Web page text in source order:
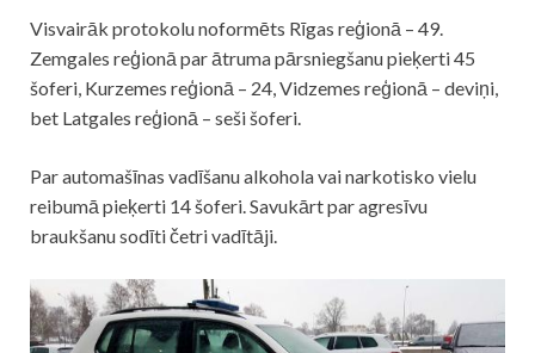
Visvairāk protokolu noformēts Rīgas reģionā – 49.
Zemgales reģionā par ātruma pārsniegšanu pieķerti 45
šoferi, Kurzemes reģionā – 24, Vidzemes reģionā – deviņi,
bet Latgales reģionā – seši šoferi.
Par automašīnas vadīšanu alkohola vai narkotisko vielu
reibumā pieķerti 14 šoferi. Savukārt par agresīvu
braukšanu sodīti četri vadītāji.